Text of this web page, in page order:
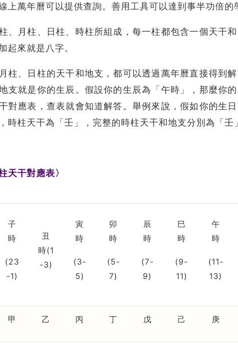
上萬年曆可以提供查詢。善用工具可以達到事半功倍的
、月柱、日柱、時柱所組成，每一柱都包含一個天干
起來就是八字。
柱、日柱的天干和地支，都可以透過萬年曆直接得到
支就是你的生辰。假設你的生辰為「午時」，那麼你
對應表，查表就會知道解答。舉例來說，假如你的生
時柱天干為「壬」，完整的時柱天干和地支分別為「壬
天干對應表〉
子
時
(23
-1)
丑
時(1
-3)
寅
時
(3-
5)
卯
時
(5-
7)
辰
時
(7-
9)
巳
時
(9-
11)
午
時
(11-
13)
甲 乙 丙 丁 戊 己 庚